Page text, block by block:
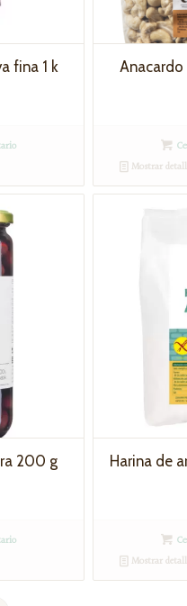
fina 1 k Anacardo
Mostrar
200 g
Harina de
Mostrar